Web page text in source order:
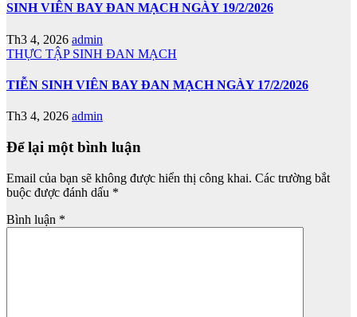
SINH VIÊN BAY ĐAN MẠCH NGÀY 19/2/2026
Th3 4, 2026 admin
THỰC TẬP SINH ĐAN MẠCH
TIỄN SINH VIÊN BAY ĐAN MẠCH NGÀY 17/2/2026
Th3 4, 2026 admin
Để lại một bình luận
Email của bạn sẽ không được hiển thị công khai. Các trường bắt
buộc được đánh dấu *
Bình luận *